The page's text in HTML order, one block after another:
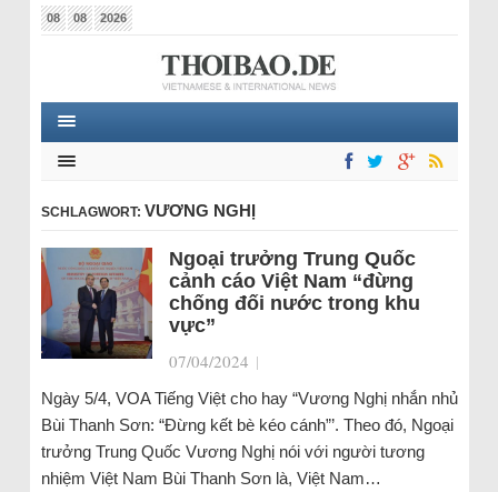
08 08 2026
SCHLAGWORT: VƯƠNG NGHỊ
Ngoại trưởng Trung Quốc
cảnh cáo Việt Nam “đừng
chống đối nước trong khu
vực”
07/04/2024 |
Ngày 5/4, VOA Tiếng Việt cho hay “Vương Nghị nhắn nhủ
Bùi Thanh Sơn: “Đừng kết bè kéo cánh”’. Theo đó, Ngoại
trưởng Trung Quốc Vương Nghị nói với người tương
nhiệm Việt Nam Bùi Thanh Sơn là, Việt Nam…